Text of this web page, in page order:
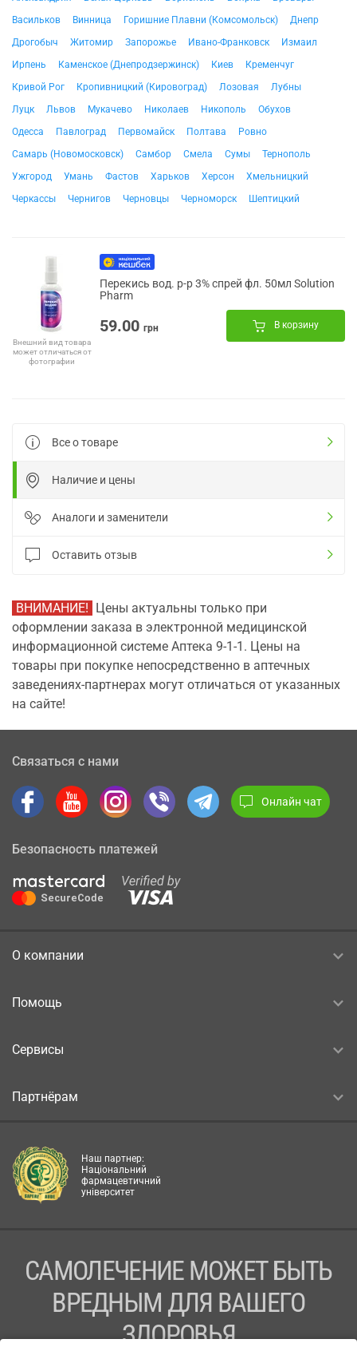
Васильков
Винница Горишние Плавни (Комсомольск)
Днепр
Дрогобыч
Житомир Запорожье Ивано-Франковск
Измаил
Ирпень
Каменское (Днепродзержинск) Киев
Кременчуг
Кривой Рог
Кропивницкий (Кировоград) Лозовая
Лубны
Луцк
Львов Мукачево Николаев Никополь
Обухов
Одесса
Павлоград Первомайск Полтава
Ровно
Самарь (Новомосковск)
Самбор Смела Сумы
Тернополь
Ужгород
Умань Фастов Харьков Херсон
Хмельницкий
Черкассы
Чернигов Черновцы Черноморск Шептицкий
Внешний вид товара
может отличаться от
фотографии
Перекись вод. р-р 3% спрей фл. 50мл Solution
Pharm
59.00 грн В корзину
Все о товаре
Наличие и цены
Аналоги и заменители
Оставить отзыв
ВНИМАНИЕ! Цены актуальны только при
оформлении заказа в электронной медицинской
информационной системе Аптека 9-1-1. Цены на
товары при покупке непосредственно в аптечных
заведениях-партнерах могут отличаться от указанных
на сайте!
Связаться с нами
Онлайн чат
Безопасность платежей
О компании
Помощь
Сервисы
Партнёрам
Наш партнер:
Національний
фармацевтичний
університет
САМОЛЕЧЕНИЕ МОЖЕТ БЫТЬ
ВРЕДНЫМ ДЛЯ ВАШЕГО
ЗДОРОВЬЯ